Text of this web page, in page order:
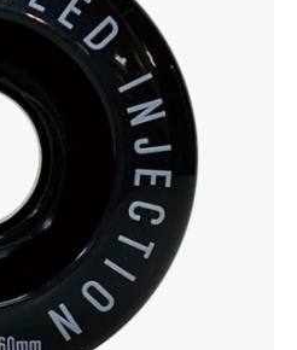
Bottoms
Bags & Pouches
Decks
Parts & Accessories
Tools & Maintenance